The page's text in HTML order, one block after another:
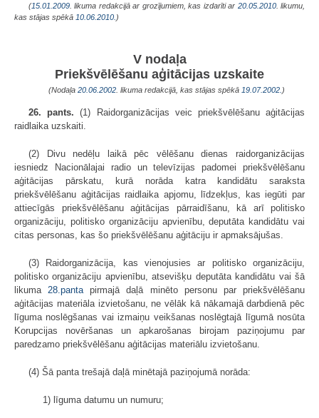
(15.01.2009 . likuma redakcijā ar grozījumiem, kas izdarīti ar 20.05.2010. likumu,
kas stājas spēkā 10.06.2010. )
V nodaļa
Priekšvēlēšanu aģitācijas uzskaite
(Nodaļa 20.06.2002 . likuma redakcijā, kas stājas spēkā 19.07.2002. )
26. pants. (1) Raidorganizācijas veic priekšvēlēšanu aģitācijas
raidlaika uzskaiti.
(2) Divu nedēļu laikā pēc vēlēšanu dienas raidorganizācijas
iesniedz Nacionālajai radio un televīzijas padomei priekšvēlēšanu
aģitācijas pārskatu, kurā norāda katra kandidātu saraksta
priekšvēlēšanu aģitācijas raidlaika apjomu, līdzekļus, kas iegūti par
attiecīgās priekšvēlēšanu aģitācijas pārraidīšanu, kā arī politisko
organizāciju, politisko organizāciju apvienību, deputāta kandidātu vai
citas personas, kas šo priekšvēlēšanu aģitāciju ir apmaksājušas.
(3) Raidorganizācija, kas vienojusies ar politisko organizāciju,
politisko organizāciju apvienību, atsevišķu deputāta kandidātu vai šā
likuma 28.panta pirmajā daļā minēto personu par priekšvēlēšanu
aģitācijas materiāla izvietošanu, ne vēlāk kā nākamajā darbdienā pēc
līguma noslēgšanas vai izmaiņu veikšanas noslēgtajā līgumā nosūta
Korupcijas novēršanas un apkarošanas birojam paziņojumu par
paredzamo priekšvēlēšanu aģitācijas materiālu izvietošanu.
(4) Šā panta trešajā daļā minētajā paziņojumā norāda:
1) līguma datumu un numuru;